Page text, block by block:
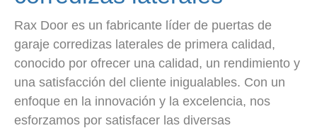
Rax Door es un fabricante líder de puertas de
garaje corredizas laterales de primera calidad,
conocido por ofrecer una calidad, un rendimiento y
una satisfacción del cliente inigualables. Con un
enfoque en la innovación y la excelencia, nos
esforzamos por satisfacer las diversas